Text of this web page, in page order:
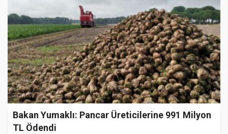
Bakan Yumaklı: Pancar Üreticilerine 991 Milyon
TL Ödendi